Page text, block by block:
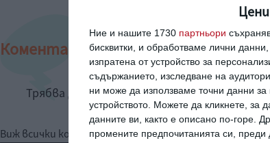
Ние и нашите 1730 партньори
бисквитки, и обработваме лични
изпратена от устройство за
съдържанието, изследване на
ни може да използваме точни данни
устройството. Можете да кликнете, за
данните ви, както е описано по-горе.
промените предпочитанията си, преди
Коментари
Трябва да сте регистриран потребител
Виж всички коментари